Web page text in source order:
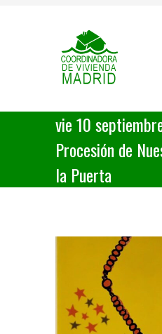
vie 10
Procesión de
la Puerta